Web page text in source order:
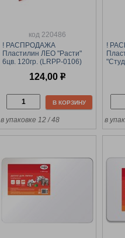
код 220486
! РАСПРОДАЖА
Пластилин ЛЕО "Расти"
6цв. 120гр. (LRPP-0106)
124,00 р
В КОРЗИНУ
в упаковке 12 / 48
!
в